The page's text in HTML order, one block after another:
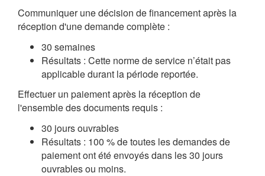
Communiquer une décision de financement après la
réception d'une demande complète :
30 semaines
Résultats : Cette norme de service n’était pas
applicable durant la période reportée.
Effectuer un paiement après la réception de
l'ensemble des documents requis :
30 jours ouvrables
Résultats : 100 % de toutes les demandes de
paiement ont été envoyés dans les 30 jours
ouvrables ou moins.